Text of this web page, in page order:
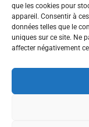
que les cookies pour
appareil. Consentir à
données telles que le
uniques sur ce site. Ne
affecter négativement